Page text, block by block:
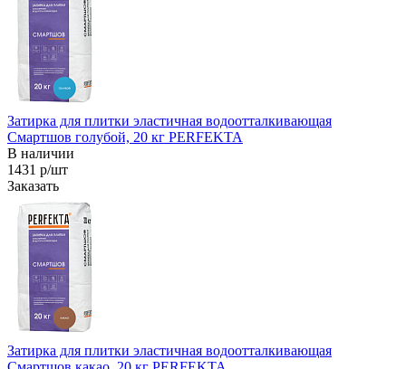
Затирка для плитки эластичная водоотталкивающая
Смартшов голубой, 20 кг PERFEKTA
В наличии
1431 р/шт
Заказать
Затирка для плитки эластичная водоотталкивающая